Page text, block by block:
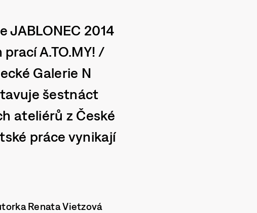
JABLONEC 2014
A.TO.MY! /
Galerie N
šestnáct
ateliérů z České
práce vynikají
Renata Vietzová